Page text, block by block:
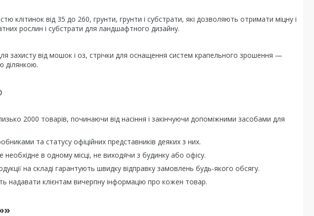
клітинок від 35 до 260, грунти, грунти і субстрати, які дозволяють отримати міцну і
рослин і субстрати для ландшафтного дизайну.
захисту від мошок і оз, стрічки для оснащення систем крапельного зрошення —
ділянкою.
2000 товарів, починаючи від насіння і закінчуючи допоміжними засобами для
та статусу офіційних представників деяких з них.
в одному місці, не виходячи з будинку або офісу.
на складі гарантують швидку відправку замовлень будь-якого обсягу.
надавати клієнтам вичерпну інформацію про кожен товар.